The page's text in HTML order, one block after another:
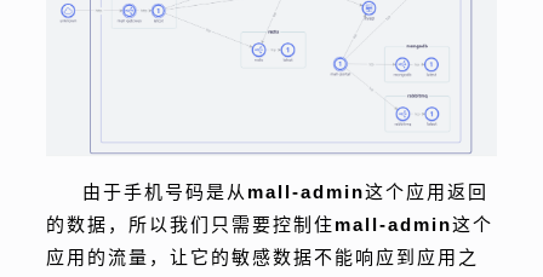
由于手机号码是从 mall-admin这个应用返回
的数据，所以我们只需要控制住mall-admin这个
应用的流量，让它的敏感数据不能响应到应用之